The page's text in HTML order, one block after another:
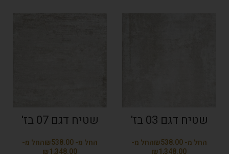
שטיח דגם 03 בז'
₪
₪
שטיח דגם 07 בז'
₪
₪